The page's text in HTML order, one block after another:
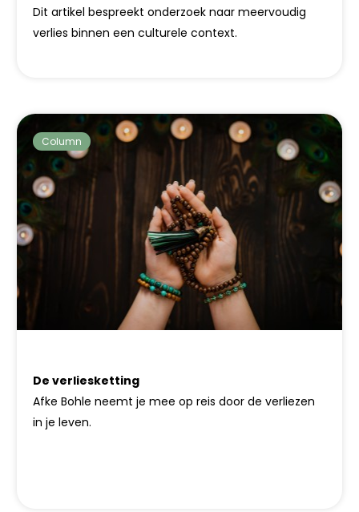
Dit artikel bespreekt onderzoek naar meervoudig
verlies binnen een culturele context.
Column
De verliesketting
Afke Bohle neemt je mee op reis door de verliezen
in je leven.